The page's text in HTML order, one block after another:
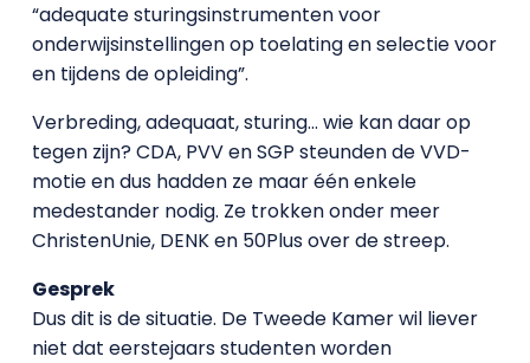
“adequate sturingsinstrumenten voor
onderwijsinstellingen op toelating en selectie voor
en tijdens de opleiding”.
Verbreding, adequaat, sturing… wie kan daar op
tegen zijn? CDA, PVV en SGP steunden de VVD-
motie en dus hadden ze maar één enkele
medestander nodig. Ze trokken onder meer
ChristenUnie, DENK en 50Plus over de streep.
Gesprek
Dus dit is de situatie. De Tweede Kamer wil liever
niet dat eerstejaars studenten worden